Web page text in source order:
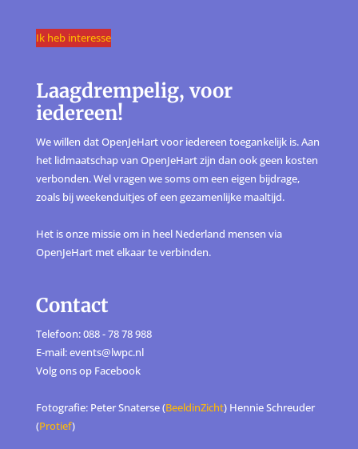
Ik heb interesse
Laagdrempelig, voor
iedereen!
We willen dat OpenJeHart voor iedereen toegankelijk is. Aan
het lidmaatschap van OpenJeHart zijn dan ook geen kosten
verbonden. Wel vragen we soms om een eigen bijdrage,
zoals bij weekenduitjes of een gezamenlijke maaltijd.
Het is onze missie om in heel Nederland mensen via
OpenJeHart met elkaar te verbinden.
Contact
Telefoon: 088 - 78 78 988
E-mail: events@lwpc.nl
Volg ons op Facebook
Fotografie: Peter Snaterse (BeeldinZicht) Hennie Schreuder
(Protief)